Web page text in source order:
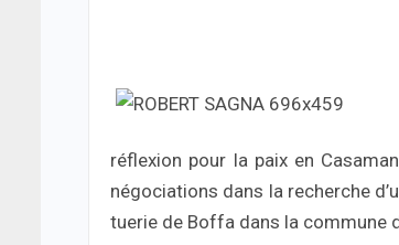
réflexion pour la paix en
négociations dans la recherche
tuerie de Boffa dans la commune